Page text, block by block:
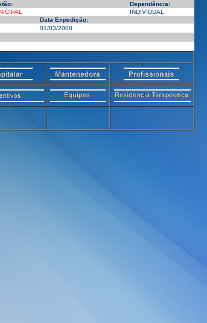
Dependência:
INDIVIDUAL
Data Expedição:
01/03/2008